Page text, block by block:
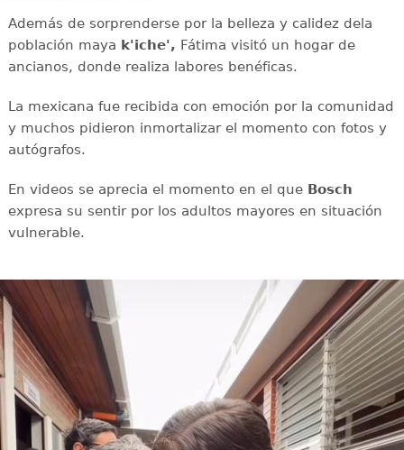
Además de sorprenderse por la belleza y calidez dela
población maya k'iche', Fátima visitó un hogar de
ancianos, donde realiza labores benéficas.
La mexicana fue recibida con emoción por la comunidad
y muchos pidieron inmortalizar el momento con fotos y
autógrafos.
En videos se aprecia el momento en el queBosch
expresa su sentir por los adultos mayores en situación
vulnerable.